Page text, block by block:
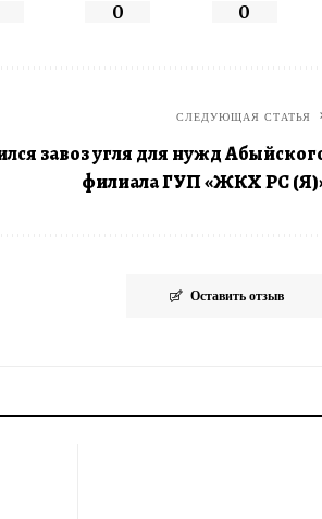
0
0
СЛЕДУЮЩАЯ СТАТЬЯ
завоз угля для нужд
филиала ГУП «ЖКХ РС
Оставить отзыв